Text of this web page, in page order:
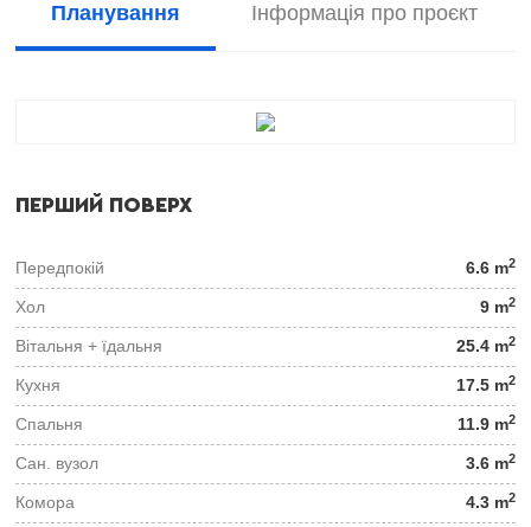
Планування Інформація про проєкт
ПЕРШИЙ ПОВЕРХ
Передпокій 6.6 m2
Хол 9 m2
Вітальня + їдальня 25.4 m2
Кухня 17.5 m2
Спальня 11.9 m2
Сан. вузол 3.6 m2
Комора 4.3 m2